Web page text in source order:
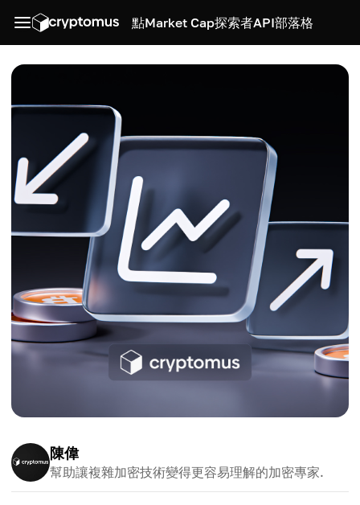
點Market Cap探索者API部落格
陳偉
幫助讓複雜加密技術變得更容易理解的加密專家.